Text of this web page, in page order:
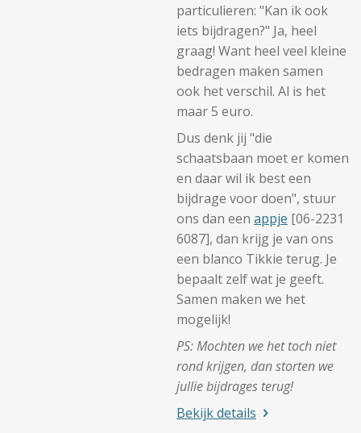
particulieren: "Kan ik ook
iets bijdragen?" Ja, heel
graag! Want heel veel kleine
bedragen maken samen
ook het verschil. Al is het
maar 5 euro.
Dus denk jij "die
schaatsbaan moet er komen
en daar wil ik best een
bijdrage voor doen", stuur
ons dan een appje [06-2231
6087], dan krijg je van ons
een blanco Tikkie terug. Je
bepaalt zelf wat je geeft.
Samen maken we het
mogelijk!
PS: Mochten we het toch niet
rond krijgen, dan storten we
jullie bijdrages terug!
Bekijk details